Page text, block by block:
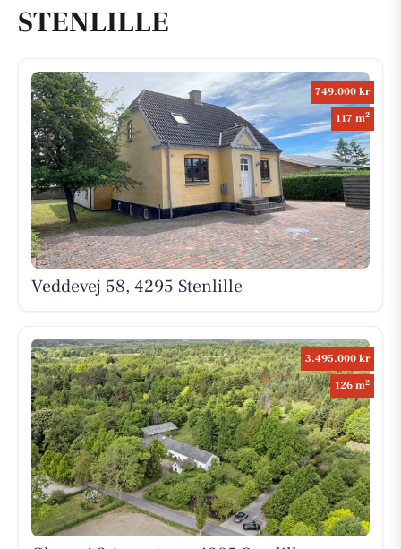
STENLILLE
749.000 kr
117 m2
Veddevej 58, 4295 Stenlille
3.495.000 kr
126 m2